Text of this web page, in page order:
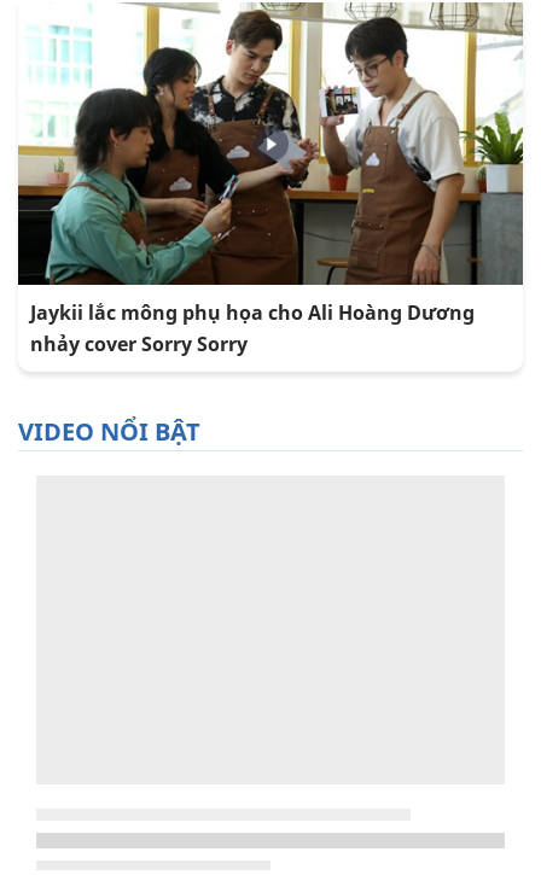
Jaykii lắc mông phụ họa cho Ali Hoàng Dương
nhảy cover Sorry Sorry
VIDEO NỔI BẬT